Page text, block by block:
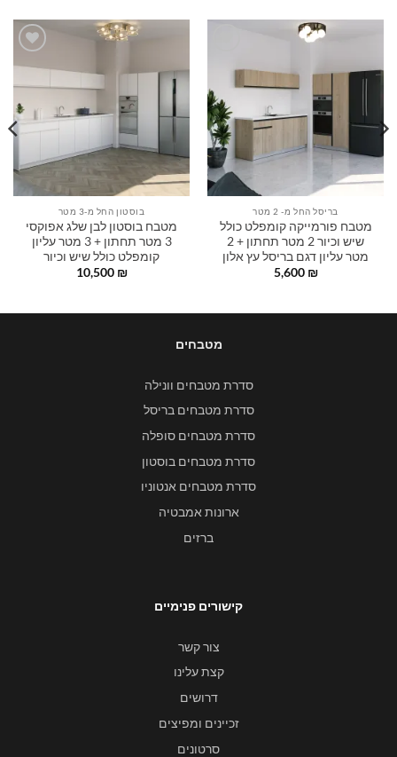
שלי
בריסל החל מ- 2 מטר
מטבח פורמייקה קומפלט כולל
שיש וכיור 2 מטר תחתון + 2
מטר עליון דגם בריסל עץ אלון
5,600 ₪
הוסף
שלי
בוסטון החל מ-3 מטר
מטבח בוסטון לבן שלג אפוקסי
3 מטר תחתון + 3 מטר עליון
קומפלט כולל שיש וכיור
10,500 ₪
מטבחים
סדרת מטבחים וונילה
סדרת מטבחים בריסל
סדרת מטבחים סופלה
סדרת מטבחים בוסטון
סדרת מטבחים אנטוניו
ארונות אמבטיה
ברזים
קישורים פנימיים
צור קשר
קצת עלינו
דרושים
זכיינים ומפיצים
סרטונים